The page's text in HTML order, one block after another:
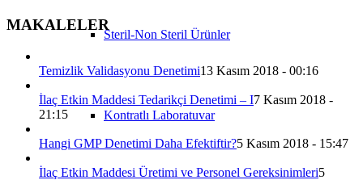
Steril-Non Steril Ürünler
Kontratlı Laboratuvar
MAKALELER
Temizlik Validasyonu Denetimi13 Kasım 2018 - 00:16
İlaç Etkin Maddesi Tedarikçi Denetimi – I7 Kasım 2018 -
21:15
Hangi GMP Denetimi Daha Efektiftir?5 Kasım 2018 - 15:47
İlaç Etkin Maddesi Üretimi ve Personel Gereksinimleri5